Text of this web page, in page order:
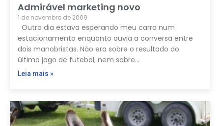
Admirável marketing novo
1 de novembro de 2009
Outro dia estava esperando meu carro num
estacionamento enquanto ouvia a conversa entre
dois manobristas. Não era sobre o resultado do
último jogo de futebol, nem sobre…
Leia mais »